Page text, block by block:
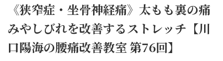
《狭窄症・坐骨神経痛》太もも裏の痛
みやしびれを改善するストレッチ【川
口陽海の腰痛改善教室 第76回】